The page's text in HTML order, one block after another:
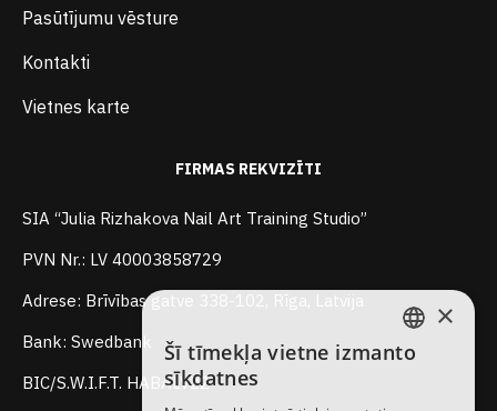
Pasūtījumu vēsture
Kontakti
Vietnes karte
FIRMAS REKVIZĪTI
SIA “Julia Rizhakova Nail Art Training Studio”
PVN Nr.: LV 40003858729
Adrese: Brīvības gatve 338-102, Rīga, Latvija
Bank: Swedbank
BIC/S.W.I.F.T. HABALV22
LATVIAN
×
Šī tīmekļa vietne izmanto
sīkdatnes